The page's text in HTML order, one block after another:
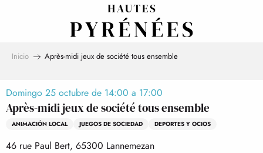
Inicio Après-midi jeux de société tous ensemble
Domingo 25 octubre de 14:00 a 17:00
Après-midi jeux de société tous ensemble
ANIMACIÓN LOCAL JUEGOS DE SOCIEDAD DEPORTES Y OCIOS
46 rue Paul Bert, 65300 Lannemezan